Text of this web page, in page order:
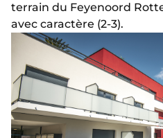
terrain du Feyenoord
avec caractère (2-3).